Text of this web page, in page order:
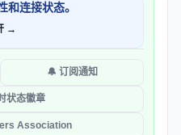
和连接状态。
→
🔔 订阅通知
状态徽章
Association